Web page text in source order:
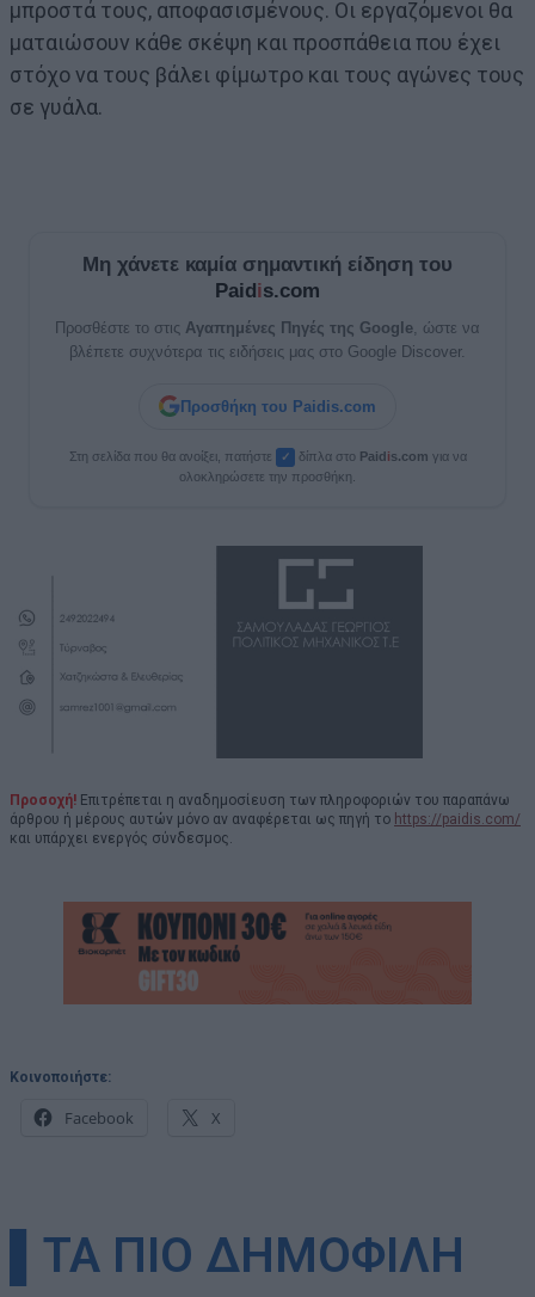
μπροστά τους, αποφασισμένους. Οι εργαζόμενοι θα
ματαιώσουν κάθε σκέψη και προσπάθεια που έχει
στόχο να τους βάλει φίμωτρο και τους αγώνες τους
σε γυάλα.
Μη χάνετε καμία σημαντική είδηση του
Paidis.com
Προσθέστε το στις Αγαπημένες Πηγές της Google , ώστε να
βλέπετε συχνότερα τις ειδήσεις μας στο Google Discover.
Προσθήκη του Paidis.com
Στη σελίδα που θα ανοίξει, πατήστε ✓ δίπλα στο Paidis.com για να
ολοκληρώσετε την προσθήκη.
Προσοχή! Επιτρέπεται η αναδημοσίευση των πληροφοριών του παραπάνω
άρθρου ή μέρους αυτών μόνο αν αναφέρεται ως πηγή το https://paidis.com/
και υπάρχει ενεργός σύνδεσμος.
Κοινοποιήστε:
Facebook X
▌ΤΑ ΠΙΟ ΔΗΜΟΦΙΛΗ